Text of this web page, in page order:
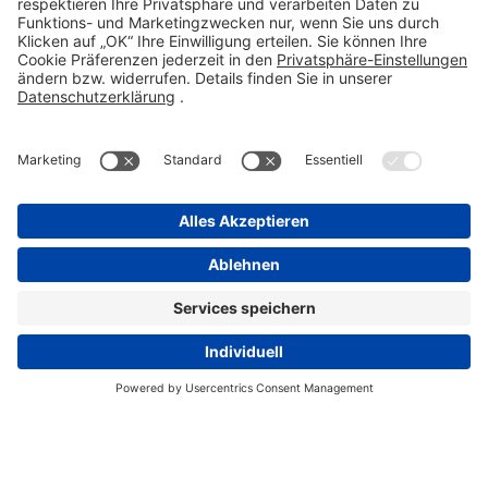
Kontakt
Compliance Reporting Portal ⧉
FOLGEN SIE UNS
Datenschutz
Disclaimer
Pflichtangaben